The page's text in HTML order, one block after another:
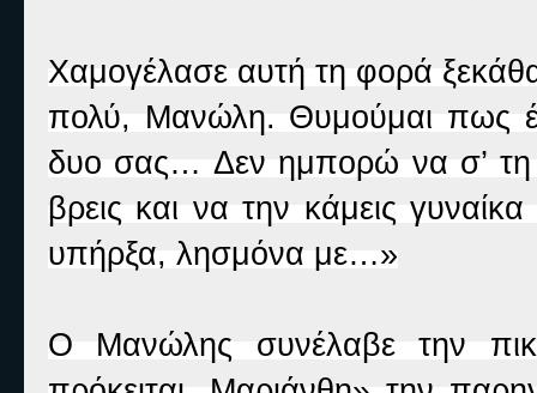
Χαμογέλασε αυτή τη φορά
πολύ, Μανώλη. Θυμούμαι πως
δυο σας… Δεν ημπορώ να σ’ τη
βρεις και να την κάμεις
υπήρξα, λησμόνα με…»
Ο Μανώλης συνέλαβε την